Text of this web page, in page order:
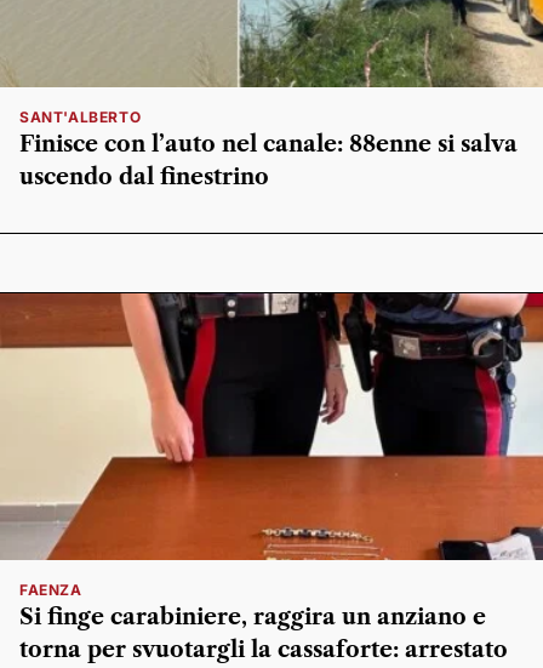
SANT'ALBERTO
Finisce con l’auto nel canale: 88enne si salva
uscendo dal finestrino
FAENZA
Si finge carabiniere, raggira un anziano e
torna per svuotargli la cassaforte: arrestato